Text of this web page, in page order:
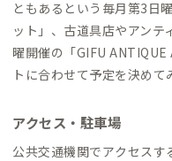
ともあるという毎月第3日
ット」、古道具店やアンテ
曜開催の「GIFU
トに合わせて予定を決めて
アクセス・駐車場
公共交通機関でアクセス